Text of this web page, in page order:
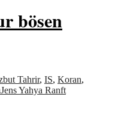
bösen
Tahrir, IS, Koran,
Jens Yahya Ranft